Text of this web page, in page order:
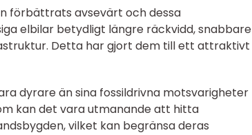
förbättrats avsevärt och dessa
elbilar betydligt längre räckvidd, snabbare
Detta har gjort dem till ett attraktivt
dyrare än sina fossildrivna motsvarigheter
kan det vara utmanande att hitta
vilket kan begränsa deras